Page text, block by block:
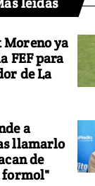
ya
FEF para
de La
a
llamarlo
de
formol"